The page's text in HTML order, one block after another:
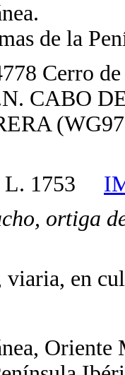
de la
Cerro
CABO
L. 1753
ortiga
en
Oriente